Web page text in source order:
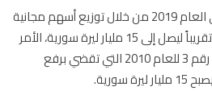
وقام البنك بزيادة رأسماله في العام 2019 من خلال توزيع أسهم مجانية
على مساهميه بنسبة 9.48% تقريباً ليصل إلى 15 مليار ليرة سورية، الأمر
الذي يحقق متطلبات القانون رقم 3 للعام 2010 التي تقضي برفع